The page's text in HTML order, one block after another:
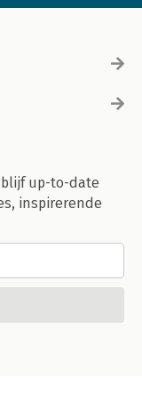
up-to-date
inspirerende